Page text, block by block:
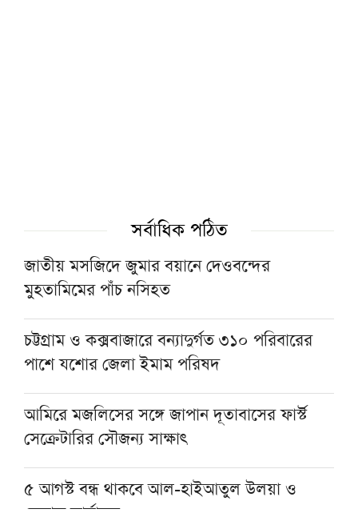
জুলাইয়ে সড়ক দুর্ঘটনায় সিলেট বিভাগে ৩১ জনের
কিছুদিনের মধ্যেই তিস্তা পাইলট প্রকল্পের কাজ শুরু
হবে: পানিসম্পদ প্রতিমন্ত্রী
হরমুজ প্রণালিতে আবুধাবির জাহাজে ক্ষেপণাস্ত্র
হামলা
সর্বাধিক পঠিত
জাতীয় মসজিদে জুমার বয়ানে দেওবন্দের
মুহতামিমের পাঁচ নসিহত
চট্টগ্রাম ও কক্সবাজারে বন্যাদুর্গত ৩১০ পরিবারের
পাশে যশোর জেলা ইমাম পরিষদ
আমিরে মজলিসের সঙ্গে জাপান দূতাবাসের ফার্স্ট
সেক্রেটারির সৌজন্য সাক্ষাৎ
৫ আগস্ট বন্ধ থাকবে আল-হাইআতুল উলয়া ও
বেফাক কার্যালয়